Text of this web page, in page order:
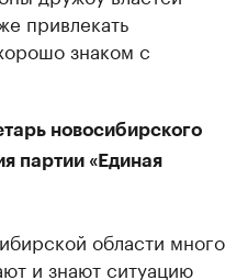
привлекать
знаком с
новосибирского
партии «Единая
области много
и знают ситуацию